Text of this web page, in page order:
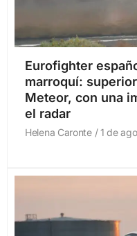
Eurofighter
marroquí:
Meteor, con una
el radar
Helena Caronte 1 de